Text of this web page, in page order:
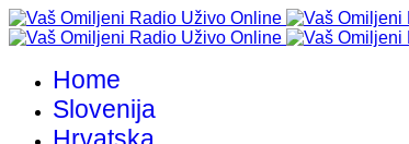
Home
Slovenija